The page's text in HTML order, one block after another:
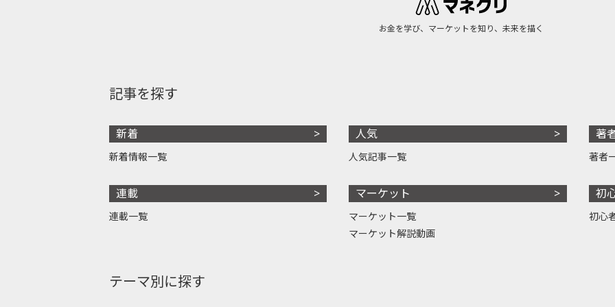
お金を学び、マーケットを知り、未来を描く
記事を探す
新着
新着情報一覧
連載
連載一覧
人気
人気記事一覧
マーケット
マーケット一覧
マーケット解説動画
著
著者
初
初心
テーマ別に探す